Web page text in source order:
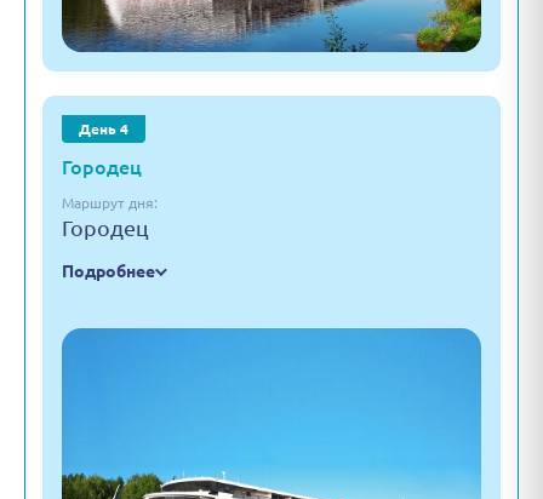
День 4
Городец
Маршрут дня:
Городец
Подробнее